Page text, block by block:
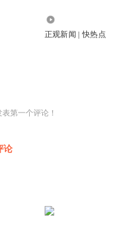
爆冷，但看看比赛过程就
的防线，完全可以用“蹂
还能靠点球来打开进球账
，但新人们的凶猛却已经
舞台中央。
正观新闻 | 快热点
第一个评论！
论